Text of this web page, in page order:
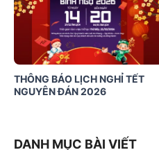
THÔNG BÁO LỊCH NGHỈ TẾT
NGUYÊN ĐÁN 2026
DANH MỤC BÀI VIẾT